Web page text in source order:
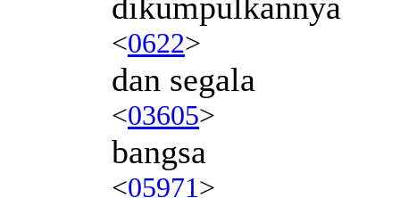
<0622>
dan segala
<03605>
bangsa
<05971>